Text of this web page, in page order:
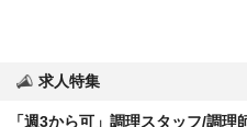
求人特集
「週3から可」調理スタッフ/調